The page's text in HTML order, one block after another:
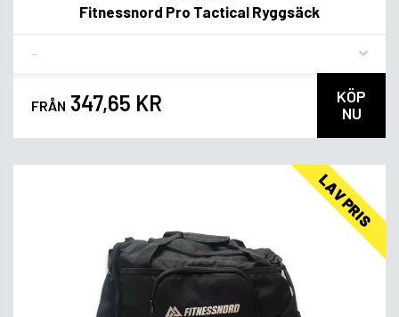
Fitnessnord Pro Tactical Ryggsäck
FRÅN 347,65 KR
KÖP
NU
LAV PRIS